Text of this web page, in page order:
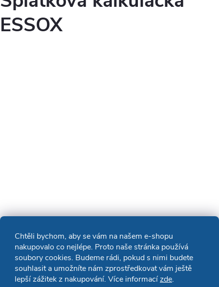
Chtěli bychom, aby se vám na našem e-shopu
nakupovalo co nejlépe. Proto naše stránka používá
soubory cookies. Budeme rádi, pokud s nimi budete
souhlasit a umožníte nám zprostředkovat vám ještě
lepší zážitek z nakupování. Více informacízde.
ESSOX